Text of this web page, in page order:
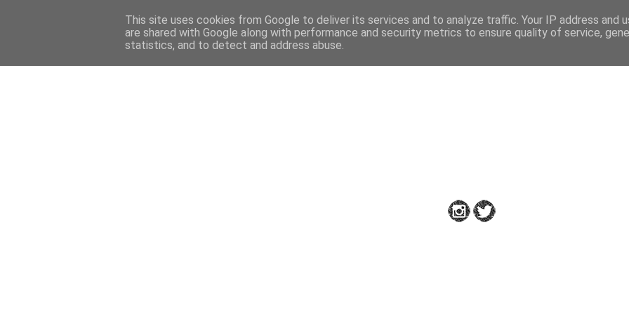
This site uses cookies from Google to deliver its services and to analyze traffic. Your IP address and
are shared with Google along with performance and security metrics to ensure quality of service,
statistics, and to detect and address abuse.